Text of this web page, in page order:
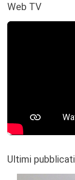
Web TV
Ultimi pubblicati